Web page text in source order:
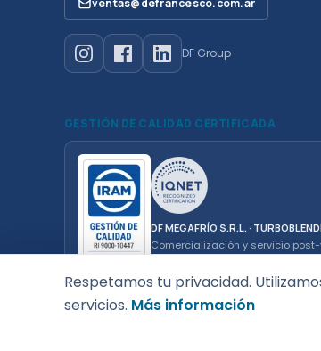
ventas@defrancesco.com.ar
DF Group
GESTIÓN DE CALIDAD CERTIFICADA
DF MEGAFRÍO S.R.L. ·
Comercialización y servicio
gastronómico de uso doméstico
Respetamos tu privacidad.
servicios. Más información